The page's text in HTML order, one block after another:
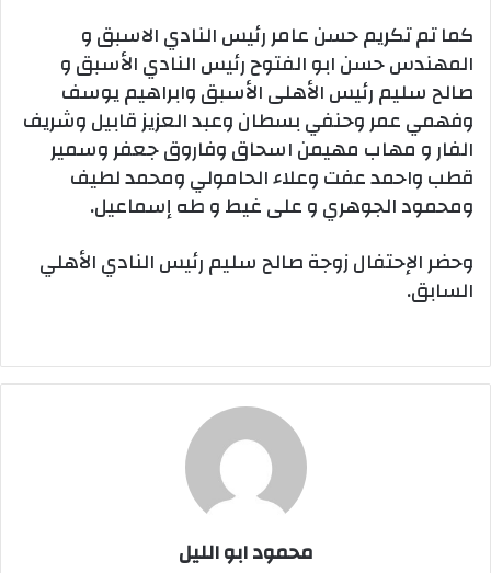
كما تم تكريم حسن عامر رئيس النادي الاسبق و
المهندس حسن ابو الفتوح رئيس النادي الأسبق و
صالح سليم رئيس الأهلى الأسبق وابراهيم يوسف
وفهمي عمر وحنفي بسطان وعبد العزيز قابيل وشريف
الفار و مهاب مهيمن اسحاق وفاروق جعفر وسمير
قطب واحمد عفت وعلاء الحامولي ومحمد لطيف
ومحمود الجوهري و على غيط و طه إسماعيل.
وحضر الإحتفال زوجة صالح سليم رئيس النادي الأهلي
السابق.
محمود ابو الليل